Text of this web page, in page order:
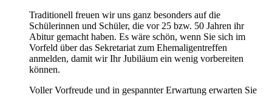
Traditionell freuen wir uns ganz besonders auf die
Schülerinnen und Schüler, die vor 25 bzw. 50 Jahren ihr
Abitur gemacht haben. Es wäre schön, wenn Sie sich im
Vorfeld über das Sekretariat zum Ehemaligentreffen
anmelden, damit wir Ihr Jubiläum ein wenig vorbereiten
können.
Voller Vorfreude und in gespannter Erwartung erwarten Sie